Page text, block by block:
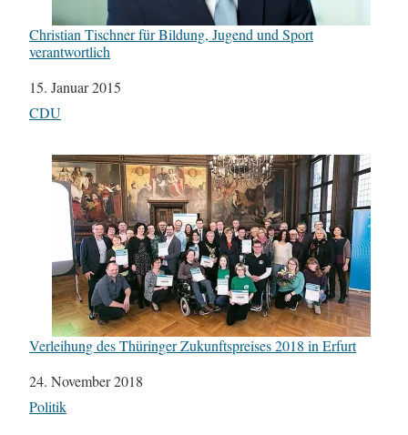
Christian Tischner für Bildung, Jugend und Sport
verantwortlich
Datum
15. Januar 2015
In Bezug auf
CDU
Verleihung des Thüringer Zukunftspreises 2018 in Erfurt
Datum
24. November 2018
In Bezug auf
Politik